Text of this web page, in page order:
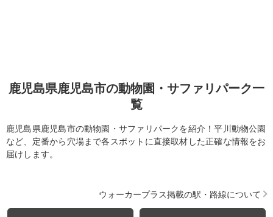
鹿児島県鹿児島市の動物園・サファリパーク一
覧
鹿児島県鹿児島市の動物園・サファリパークを紹介！平川動物公園
など、定番から穴場まで各スポットに直接取材した正確な情報をお
届けします。
ウォーカープラス掲載の駅・路線について